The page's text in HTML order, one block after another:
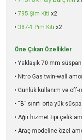
• 795 Şim Kiti x2
• 387-1 Pim Kiti x2
Öne Çıkan Özellikler
• Yaklaşık 70 mm
• Nitro Gas twin-wall
• Günlük kullanım ve
• “B” sınıfı orta yük
• Ağır hizmet tipi çelik
• Araç modeline özel